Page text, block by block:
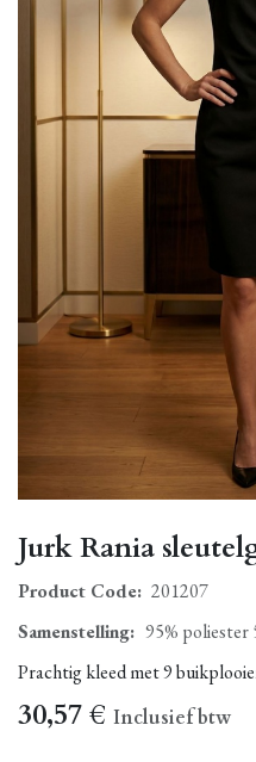
Jurk Rania
Product Code: 201207
Samenstelling: 95% poliester
Prachtig kleed met 9
30,57€ Inclusief btw